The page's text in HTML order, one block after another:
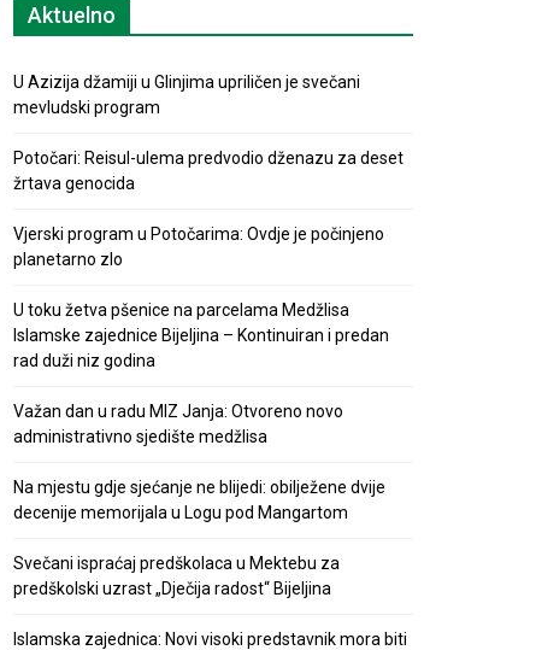
Aktuelno
U Azizija džamiji u Glinjima upriličen je svečani
mevludski program
Potočari: Reisul-ulema predvodio dženazu za deset
žrtava genocida
Vjerski program u Potočarima: Ovdje je počinjeno
planetarno zlo
U toku žetva pšenice na parcelama Medžlisa
Islamske zajednice Bijeljina – Kontinuiran i predan
rad duži niz godina
Važan dan u radu MIZ Janja: Otvoreno novo
administrativno sjedište medžlisa
Na mjestu gdje sjećanje ne blijedi: obilježene dvije
decenije memorijala u Logu pod Mangartom
Svečani ispraćaj predškolaca u Mektebu za
predškolski uzrast „Dječija radost“ Bijeljina
Islamska zajednica: Novi visoki predstavnik mora biti